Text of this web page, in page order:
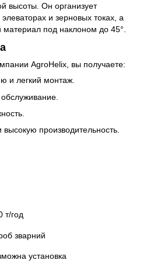
высоты. Он организует
и зерновых токах, а
под наклоном до 45°.
AgroHelix, вы получаете:
и легкий монтаж.
производительность.
т/год
зварний
установка